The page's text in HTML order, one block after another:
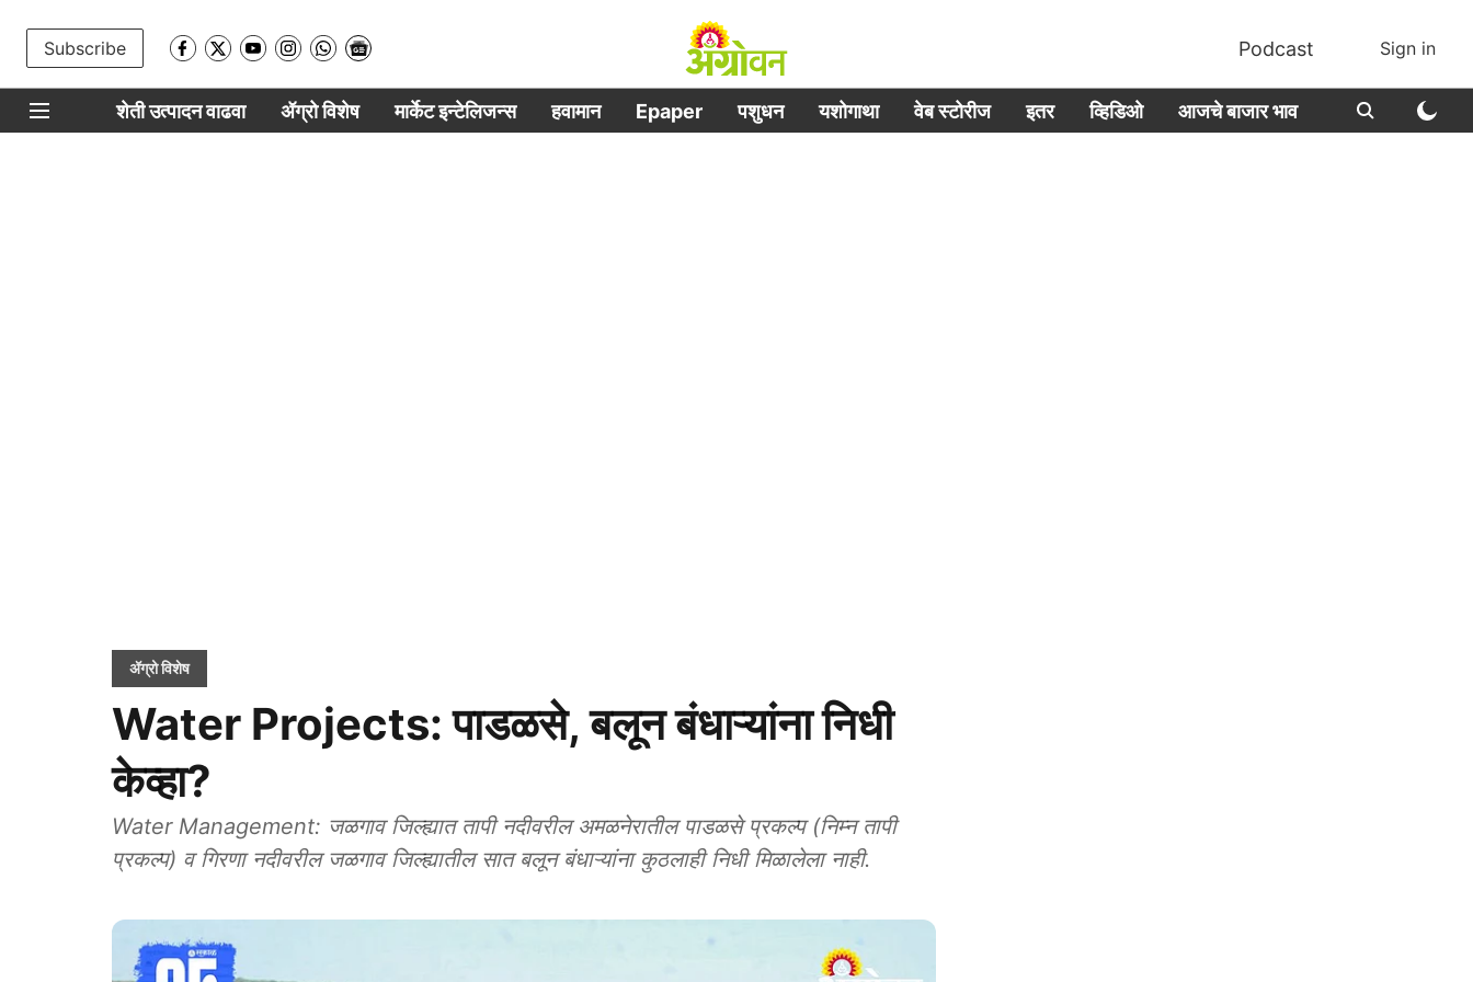
Subscribe Podcast Sign in
शेती उत्पादन वाढवा ॲग्रो विशेष मार्केट इन्टेलिजन्स हवामान Epaper पशुधन यशोगाथा वेब स्टोरीज इतर व्हिडिओ आजचे बाजार भाव
ॲग्रो विशेष
Water Projects: पाडळसे, बलून बंधाऱ्यांना निधी
केव्हा?
Water Management: जळगाव जिल्ह्यात तापी नदीवरील अमळनेरातील पाडळसे प्रकल्प (निम्न तापी
प्रकल्प) व गिरणा नदीवरील जळगाव जिल्ह्यातील सात बलून बंधाऱ्यांना कुठलाही निधी मिळालेला नाही.